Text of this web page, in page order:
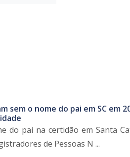
sem o nome do pai em SC em
do pai na certidão em Santa
de Pessoas N ...